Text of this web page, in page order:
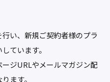
い、新規ご契約者様のプラ
ています。
ジURLやメールマガジン配
ます。